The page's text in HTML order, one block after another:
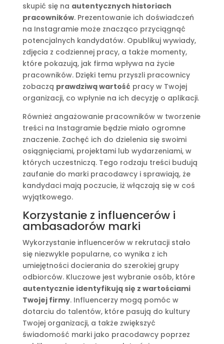
skupić się na autentycznych historiach
pracowników. Prezentowanie ich doświadczeń
na Instagramie może znacząco przyciągnąć
potencjalnych kandydatów. Opublikuj wywiady,
zdjęcia z codziennej pracy, a także momenty,
które pokazują, jak firma wpływa na życie
pracowników. Dzięki temu przyszli pracownicy
zobaczą prawdziwą wartość pracy w Twojej
organizacji, co wpłynie na ich decyzję o aplikacji.
Również angażowanie pracowników w tworzenie
treści na Instagramie będzie miało ogromne
znaczenie. Zachęć ich do dzielenia się swoimi
osiągnięciami, projektami lub wydarzeniami, w
których uczestniczą. Tego rodzaju treści budują
zaufanie do marki pracodawcy i sprawiają, że
kandydaci mają poczucie, iż włączają się w coś
wyjątkowego.
Korzystanie z influencerów i
ambasadorów marki
Wykorzystanie influencerów w rekrutacji stało
się niezwykle popularne, co wynika z ich
umiejętności docierania do szerokiej grupy
odbiorców. Kluczowe jest wybranie osób, które
autentycznie identyfikują się z wartościami
Twojej firmy. Influencerzy mogą pomóc w
dotarciu do talentów, które pasują do kultury
Twojej organizacji, a także zwiększyć
świadomość marki jako pracodawcy poprzez